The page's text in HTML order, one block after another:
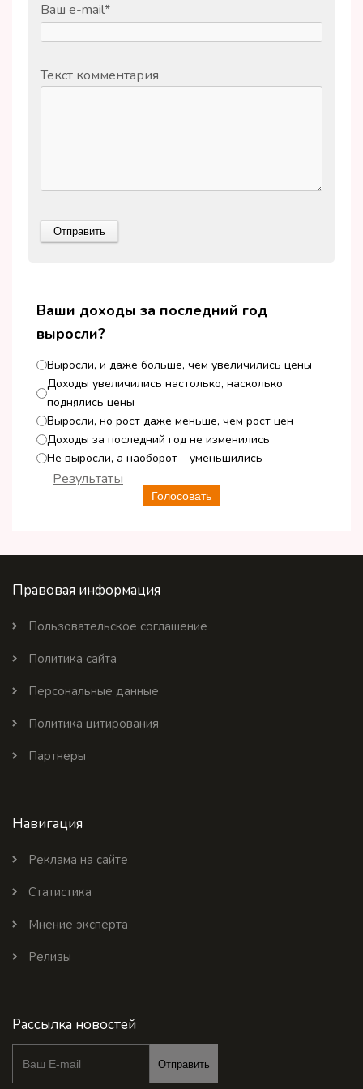
Ваш e-mail*
Текст комментария
Ваши доходы за последний год
выросли?
Выросли, и даже больше, чем увеличились цены
Доходы увеличились настолько, насколько
поднялись цены
Выросли, но рост даже меньше, чем рост цен
Доходы за последний год не изменились
Не выросли, а наоборот – уменьшились
Голосовать
Результаты
Правовая информация
Пользовательское соглашение
Политика сайта
Персональные данные
Политика цитирования
Партнеры
Навигация
Реклама на сайте
Статистика
Мнение эксперта
Релизы
Рассылка новостей
Отправить